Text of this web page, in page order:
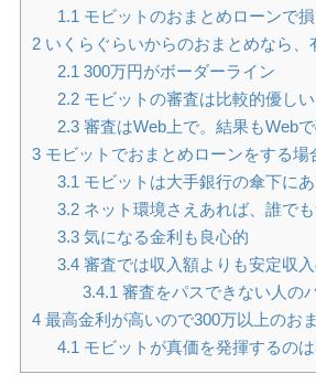
1.1 モビットのおまとめローンで
2 いくらぐらいからのおまとめなら、
2.1 300万円がボーダーライン
2.2モビットの審査は比較的優しい
2.3審査はWeb上で。結果もWebで
3 モビットでおまとめローンをする場
3.1 モビットは大手銀行の傘下に
3.2ネット環境さえあれば、誰で
3.3気になる金利も良心的
3.4審査では収入額よりも安定収
3.4.1 審査をパスできない人の
4 最高金利が高いので300万以上のお
4.1 モビットが真価を発揮するの